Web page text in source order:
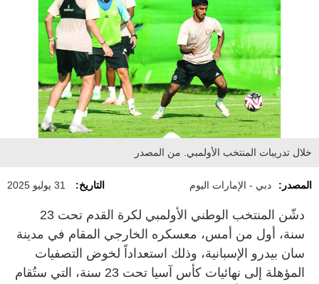
خلال تدريبات المنتخب الأولمبي. من المصدر
المصدر: دبي - الإمارات اليوم التاريخ: 31 يوليو 2025
دشّن المنتخب الوطني الأولمبي لكرة القدم تحت 23
سنة، أول من أمس، معسكره الخارجي المقام في مدينة
سان بيدرو الإسبانية، وذلك استعداداً لخوض التصفيات
المؤهلة إلى نهائيات كأس آسيا تحت 23 سنة، التي ستُقام